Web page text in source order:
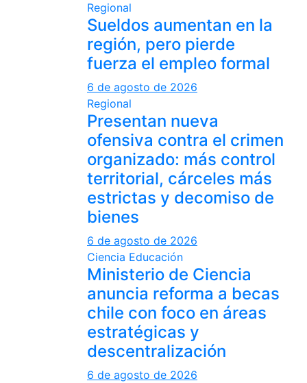
Regional
Sueldos aumentan en la
región, pero pierde
fuerza el empleo formal
6 de agosto de 2026
Regional
Presentan nueva
ofensiva contra el crimen
organizado: más control
territorial, cárceles más
estrictas y decomiso de
bienes
6 de agosto de 2026
Ciencia Educación
Ministerio de Ciencia
anuncia reforma a becas
chile con foco en áreas
estratégicas y
descentralización
6 de agosto de 2026